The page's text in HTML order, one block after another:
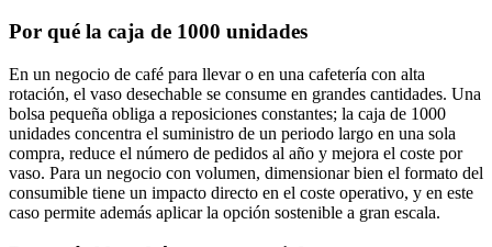
Por qué la caja de 1000 unidades
En un negocio de café para llevar o en una cafetería con alta
rotación, el vaso desechable se consume en grandes cantidades. Una
bolsa pequeña obliga a reposiciones constantes; la caja de 1000
unidades concentra el suministro de un periodo largo en una sola
compra, reduce el número de pedidos al año y mejora el coste por
vaso. Para un negocio con volumen, dimensionar bien el formato del
consumible tiene un impacto directo en el coste operativo, y en este
caso permite además aplicar la opción sostenible a gran escala.